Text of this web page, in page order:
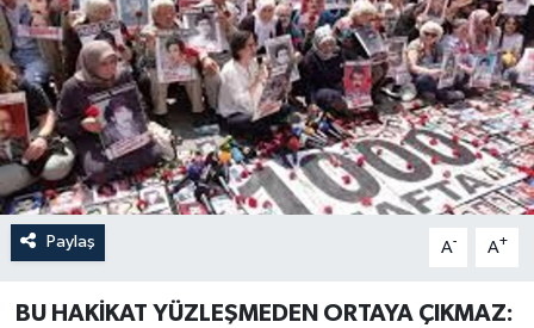
Paylaş A- A+
BU HAKİKAT YÜZLEŞMEDEN ORTAYA ÇIKMAZ: